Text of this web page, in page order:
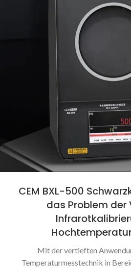
CEM BXL-500
das Problem
Mit der vertieften
Temperaturmesstechnik in